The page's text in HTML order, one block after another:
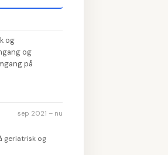
og
og
på
sep 2021 – nu
geriatrisk og